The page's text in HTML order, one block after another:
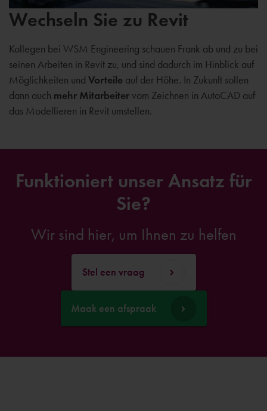
Wechseln Sie zu Revit
Kollegen bei WSM Engineering schauen Frank ab und zu bei
seinen Arbeiten in Revit zu, und sind dadurch im Hinblick auf
Möglichkeiten und Vorteile auf der Höhe. In Zukunft sollen
dann auch mehr Mitarbeitervom Zeichnen in AutoCAD auf
das Modellieren in Revit umstellen.
Funktioniert unser Ansatz für
Sie?
Wir sind hier, um Ihnen zu helfen
Stel een vraag
Maak een afspraak